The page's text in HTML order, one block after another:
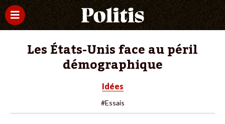
Les États-Unis face au péril
démographique
Idées
#Essais